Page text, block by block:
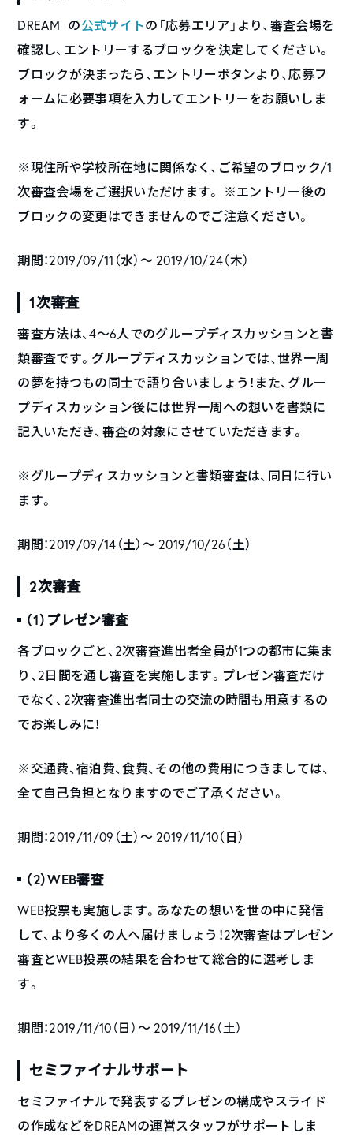
DREAM の公式サイトの「応募エリア」より、審査会場を
確認し、エントリーするブロックを決定してください。
ブロックが決まったら、エントリーボタンより、応募フ
ォームに必要事項を入力してエントリーをお願いしま
す。
※現住所や学校所在地に関係なく、ご希望のブロック/1
次審査会場をご選択いただけます。 ※エントリー後の
ブロックの変更はできませんのでご注意ください。
期間：2019/09/11（水）〜 2019/10/24（木）
1次審査
審査方法は、4〜6人でのグループディスカッションと書
類審査です。グループディスカッションでは、世界一周
の夢を持つもの同士で語り合いましょう！また、グルー
プディスカッション後には世界一周への想いを書類に
記入いただき、審査の対象にさせていただきます。
※グループディスカッションと書類審査は、同日に行い
ます。
期間：2019/09/14（土）〜 2019/10/26（土）
2次審査
（1）プレゼン審査
各ブロックごと、2次審査進出者全員が1つの都市に集ま
り、2日間を通し審査を実施します。プレゼン審査だけ
でなく、2次審査進出者同士の交流の時間も用意するの
でお楽しみに！
※交通費、宿泊費、食費、その他の費用につきましては、
全て自己負担となりますのでご了承ください。
期間：2019/11/09（土）〜 2019/11/10（日）
（2）WEB審査
WEB投票も実施します。あなたの想いを世の中に発信
して、より多くの人へ届けましょう！2次審査はプレゼン
審査とWEB投票の結果を合わせて総合的に選考しま
す。
期間：2019/11/10（日）〜 2019/11/16（土）
セミファイナルサポート
セミファイナルで発表するプレゼンの構成やスライド
の作成などをDREAMの運営スタッフがサポートしま